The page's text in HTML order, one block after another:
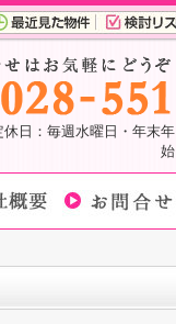
日：毎週水曜日・年末年
始